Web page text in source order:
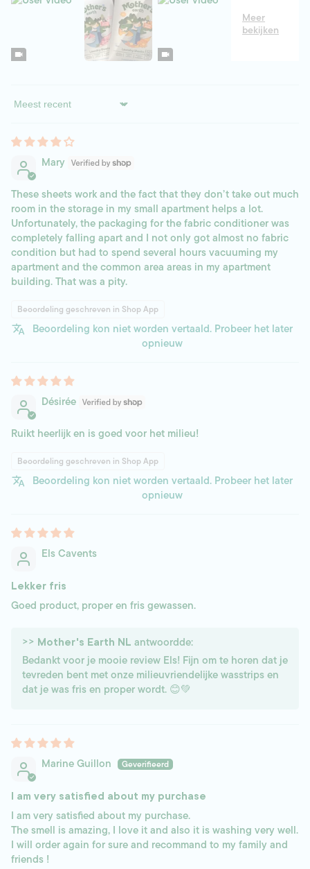
Sort by
Mary
These sheets work and the fact that they don’t take out much
room in the storage in my small apartment helps a lot.
Unfortunately, the packaging for the fabric conditioner was
completely falling apart and I not only got almost no fabric
condition but had to spend several hours vacuuming my
apartment and the common area areas in my apartment
building. That was a pity.
Beoordeling geschreven in Shop App
Beoordeling kon niet worden vertaald. Probeer het later
opnieuw
Désirée
Ruikt heerlijk en is goed voor het milieu!
Beoordeling geschreven in Shop App
Beoordeling kon niet worden vertaald. Probeer het later
opnieuw
Els Cavents
Lekker fris
Goed product, proper en fris gewassen.
>> Mother's Earth NL antwoordde:
Bedankt voor je mooie review Els! Fijn om te horen dat je
tevreden bent met onze milieuvriendelijke wasstrips en
dat je was fris en proper wordt. 😊💚
Marine Guillon
I am very satisfied about my purchase
I am very satisfied about my purchase.
The smell is amazing, I love it and also it is washing very well.
I will order again for sure and recommand to my family and
friends !